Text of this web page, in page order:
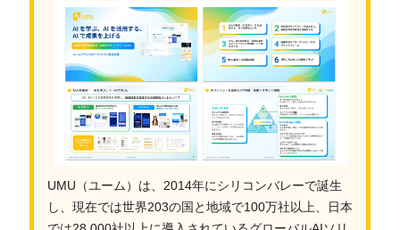
UMU（ユーム）は、2014年にシリコンバレーで誕生
し、現在では世界203の国と地域で100万社以上、日本